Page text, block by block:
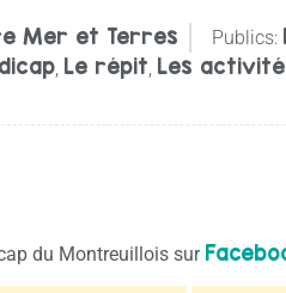
Mer et Terres Publics:
, Le répit Les
du Montreuillois sur